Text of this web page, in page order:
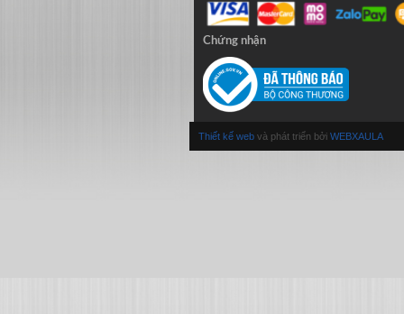
Chứng nhận
Thiết kế web và phát triển bởi WEBXAULA